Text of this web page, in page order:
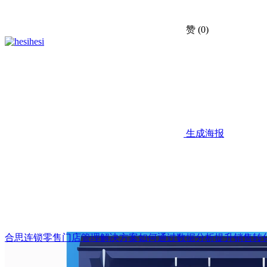
赞 (0)
hesi
生成海报
合思连锁零售门店管理解决方案如何通过数据分析提升销售转